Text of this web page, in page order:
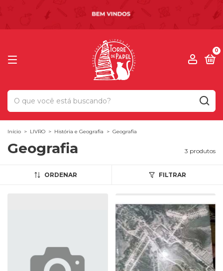
0
Início > LIVRO > História e Geografia > Geografia
Geografia 3 produtos
ORDENAR FILTRAR